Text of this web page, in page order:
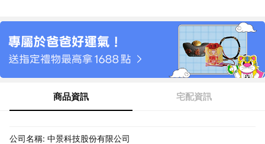
商品資訊 宅配資訊
公司名稱: 中景科技股份有限公司